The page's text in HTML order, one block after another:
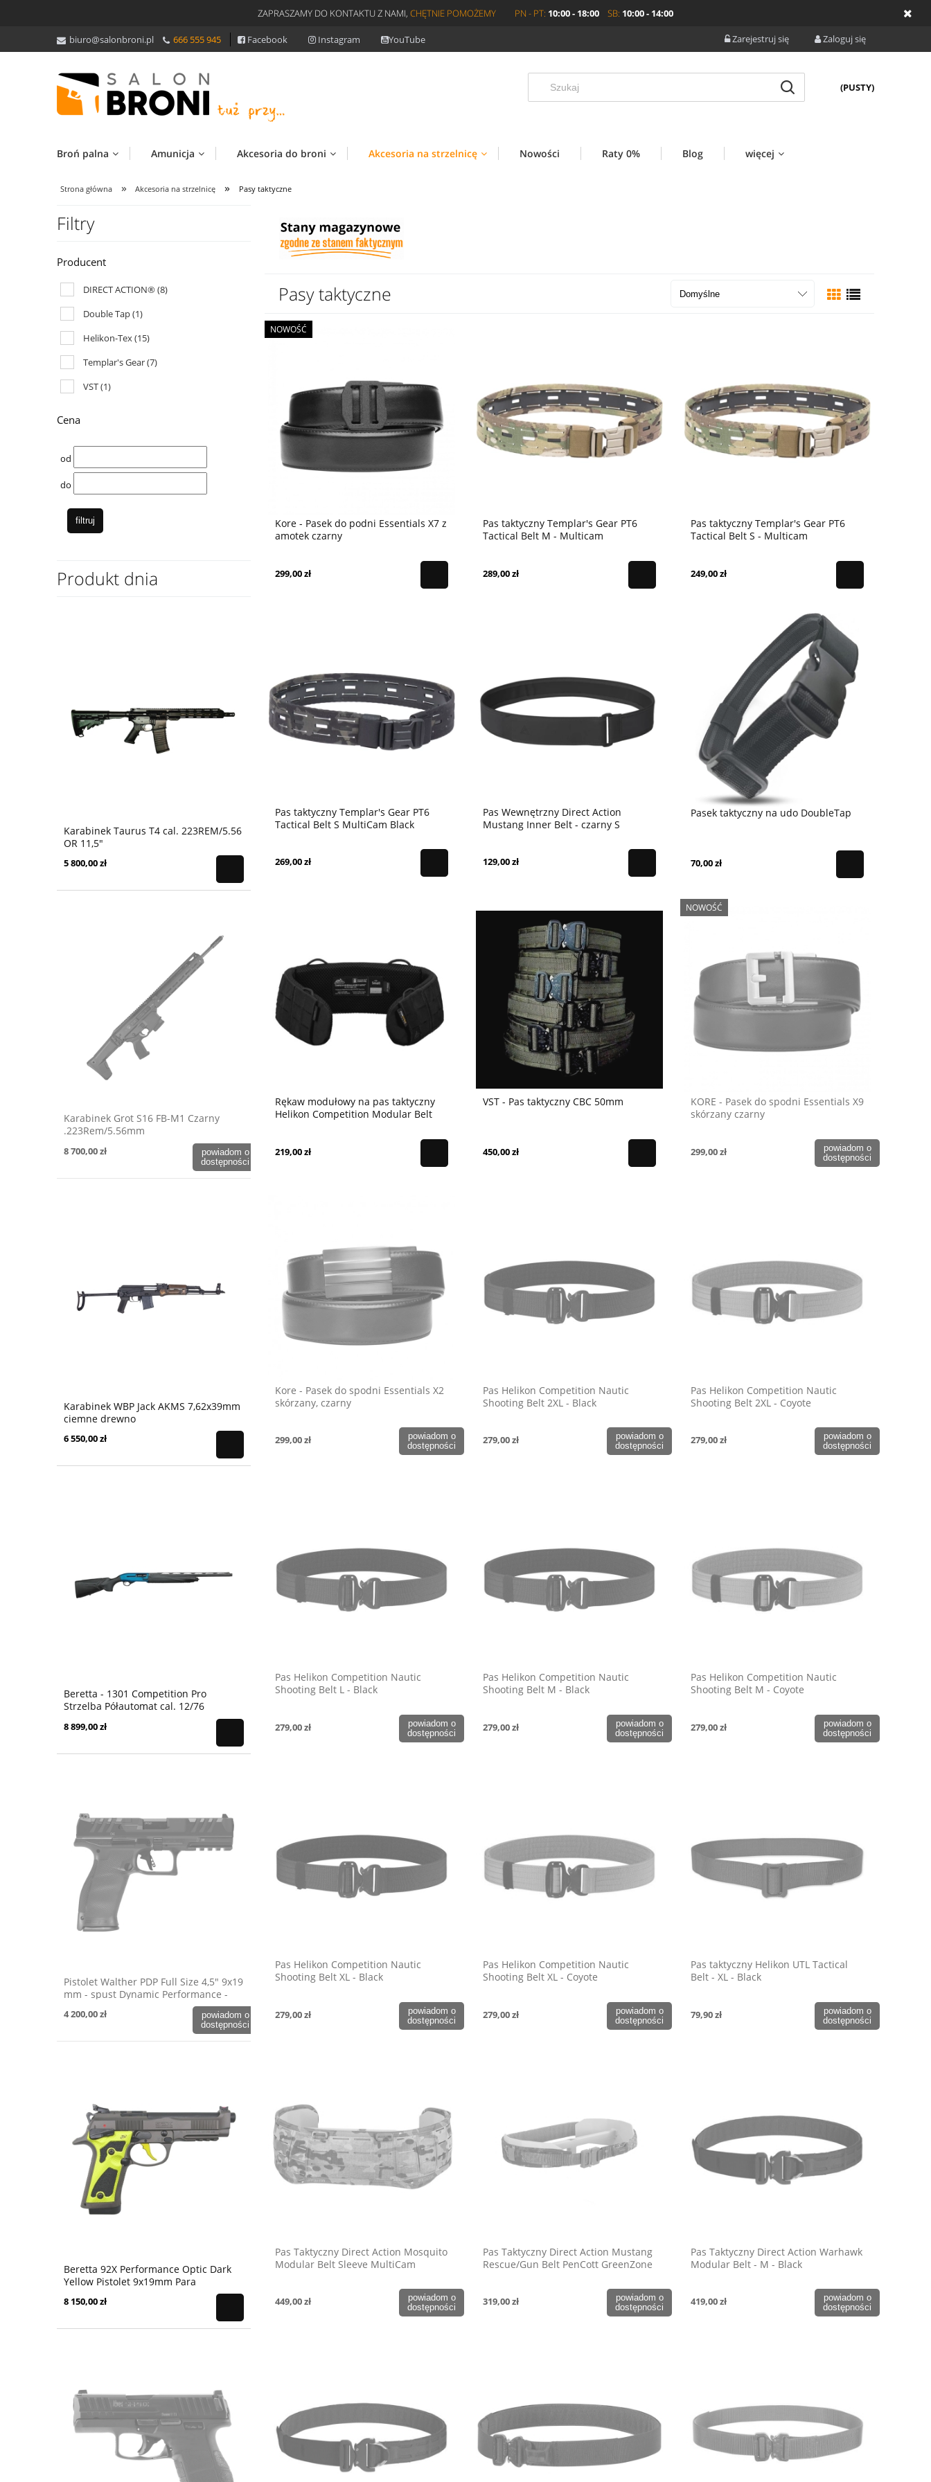
ZAPRASZAMY DO KONTAKTU Z NAMI, CHĘTNIE POMOŻEMY PN - PT: 10:00 - 18:00 SB: 10:00 - 14:00
biuro@salonbroni.pl 666 555 945 Facebook Instagram YouTube Zarejestruj się Zaloguj się
(PUSTY)
Broń palna Amunicja Akcesoria do broni Akcesoria na strzelnicę Nowości Raty 0% Blog więcej
Strona główna » Akcesoria na strzelnicę » Pasy taktyczne
Filtry
Producent
DIRECT ACTION®(8)
Double Tap(1)
Helikon-Tex(15)
Templar's Gear(7)
VST(1)
Cena
od
do
filtruj
Produkt dnia
Karabinek Taurus T4 cal. 223REM/5.56
OR 11,5"
5 800,00 zł
Karabinek Grot S16 FB-M1 Czarny
.223Rem/5.56mm
8 700,00 zł
powiadom o
dostępności
Karabinek WBP Jack AKMS 7,62x39mm
ciemne drewno
6 550,00 zł
Beretta - 1301 Competition Pro
Strzelba Półautomat cal. 12/76
8 899,00 zł
Pistolet Walther PDP Full Size 4,5" 9x19
mm - spust Dynamic Performance -
4 200,00 zł
powiadom o
dostępności
Beretta 92X Performance Optic Dark
Yellow Pistolet 9x19mm Para
8 150,00 zł
Pasy taktyczne
Kore - Pasek do podni Essentials X7 z
amotek czarny
299,00 zł
NOWOŚĆ
Pas taktyczny Templar's Gear PT6
Tactical Belt M - Multicam
289,00 zł
Pas taktyczny Templar's Gear PT6
Tactical Belt S - Multicam
249,00 zł
Pas taktyczny Templar's Gear PT6
Tactical Belt S MultiCam Black
269,00 zł
Pas Wewnętrzny Direct Action
Mustang Inner Belt - czarny S
129,00 zł
Pasek taktyczny na udo DoubleTap
70,00 zł
Rękaw modułowy na pas taktyczny
Helikon Competition Modular Belt
219,00 zł
VST - Pas taktyczny CBC 50mm
450,00 zł
KORE - Pasek do spodni Essentials X9
skórzany czarny
299,00 zł
powiadom o
dostępności
NOWOŚĆ
Kore - Pasek do spodni Essentials X2
skórzany, czarny
299,00 zł
powiadom o
dostępności
Pas Helikon Competition Nautic
Shooting Belt 2XL - Black
279,00 zł
powiadom o
dostępności
Pas Helikon Competition Nautic
Shooting Belt 2XL - Coyote
279,00 zł
powiadom o
dostępności
Pas Helikon Competition Nautic
Shooting Belt L - Black
279,00 zł
powiadom o
dostępności
Pas Helikon Competition Nautic
Shooting Belt M - Black
279,00 zł
powiadom o
dostępności
Pas Helikon Competition Nautic
Shooting Belt M - Coyote
279,00 zł
powiadom o
dostępności
Pas Helikon Competition Nautic
Shooting Belt XL - Black
279,00 zł
powiadom o
dostępności
Pas Helikon Competition Nautic
Shooting Belt XL - Coyote
279,00 zł
powiadom o
dostępności
Pas taktyczny Helikon UTL Tactical
Belt - XL - Black
79,90 zł
powiadom o
dostępności
Pas Taktyczny Direct Action Mosquito
Modular Belt Sleeve MultiCam
449,00 zł
powiadom o
dostępności
Pas Taktyczny Direct Action Mustang
Rescue/Gun Belt PenCott GreenZone
319,00 zł
powiadom o
dostępności
Pas Taktyczny Direct Action Warhawk
Modular Belt - M - Black
419,00 zł
powiadom o
dostępności